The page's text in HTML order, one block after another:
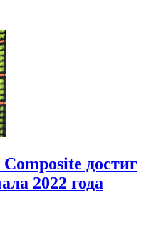
достиг
2022 года